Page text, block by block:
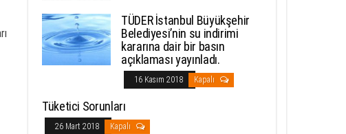
TÜDER İstanbul Büyükşehir
Belediyesi’nin su indirimi
kararına dair bir basın
açıklaması yayınladı.
16 Kasım 2018 Kapalı
Tüketici Sorunları
26 Mart 2018 Kapalı